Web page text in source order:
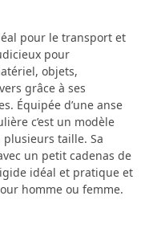
pour le transport et
pour
objets,
grâce à ses
Équipée d’une anse
c’est un modèle
taille. Sa
un petit cadenas de
idéal et pratique et
homme ou femme.